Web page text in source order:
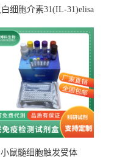
细胞介素31(IL-31)elisa
小鼠髓细胞触发受体